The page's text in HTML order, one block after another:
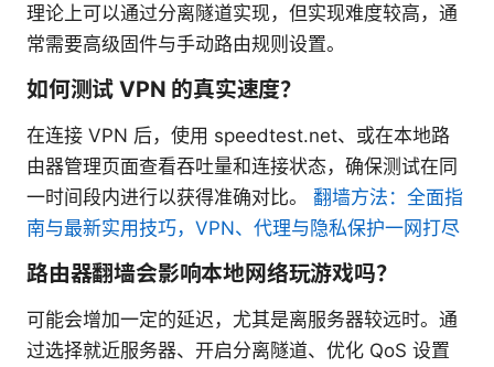
理论上可以通过分离隧道实现，但实现难度较高，通
常需要高级固件与手动路由规则设置。
如何测试 VPN 的真实速度？
在连接 VPN 后，使用 speedtest.net、或在本地路
由器管理页面查看吞吐量和连接状态，确保测试在同
一时间段内进行以获得准确对比。 翻墙方法：全面指
南与最新实用技巧，VPN、代理与隐私保护一网打尽
路由器翻墙会影响本地网络玩游戏吗？
可能会增加一定的延迟，尤其是离服务器较远时。通
过选择就近服务器、开启分离隧道、优化 QoS 设置